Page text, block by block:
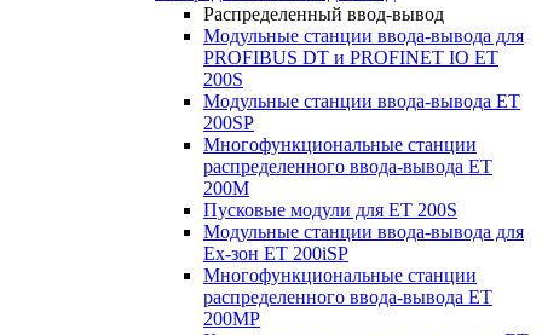
Распределенный ввод-вывод
Модульные станции ввода-вывода для
PROFIBUS DT и PROFINET IO ET
200S
Модульные станции ввода-вывода ET
200SP
Многофункциональные станции
распределенного ввода-вывода ET
200M
Пусковые модули для ET 200S
Модульные станции ввода-вывода для
Ex-зон ET 200iSP
Многофункциональные станции
распределенного ввода-вывода ET
200MP